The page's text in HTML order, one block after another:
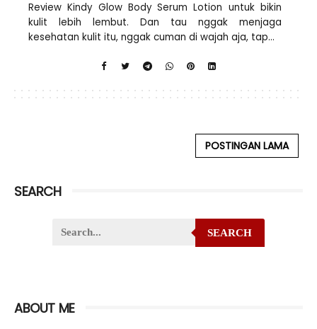
Review Kindy Glow Body Serum Lotion untuk bikin
kulit lebih lembut. Dan tau nggak menjaga
kesehatan kulit itu, nggak cuman di wajah aja, tap...
POSTINGAN LAMA
SEARCH
SEARCH
ABOUT ME